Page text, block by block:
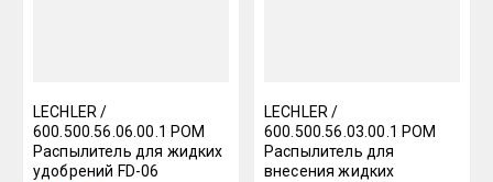
LECHLER /
600.500.56.06.00.1 РОМ
Распылитель для жидких
удобрений FD-06
LECHLER /
600.500.56.03.00.1 РОМ
Распылитель для
внесения жидких